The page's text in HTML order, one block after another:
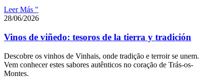
Leer Más "
28/06/2026
Vinos de viñedo: tesoros de la tierra y tradición
Descobre os vinhos de Vinhais, onde tradição e terroir se unem.
Vem conhecer estes sabores autênticos no coração de Trás-os-
Montes.